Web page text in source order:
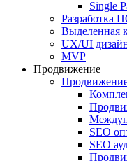
Single
Разработка
Выделенная
UX/UI
MVP
Продвижение
SEO
SEO